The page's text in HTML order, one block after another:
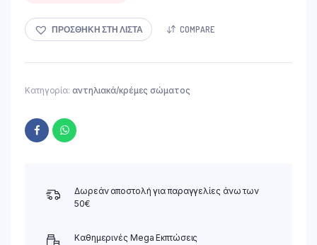
ΠΡΟΣΘΉΚΗ ΣΤΗ ΛΊΣΤΑ COMPARE
Κατηγορία: αντηλιακά/κρέμες σώματος
Δωρεάν αποστολή για παραγγελίες άνω των
50€
Καθημερινές Mega Εκπτώσεις